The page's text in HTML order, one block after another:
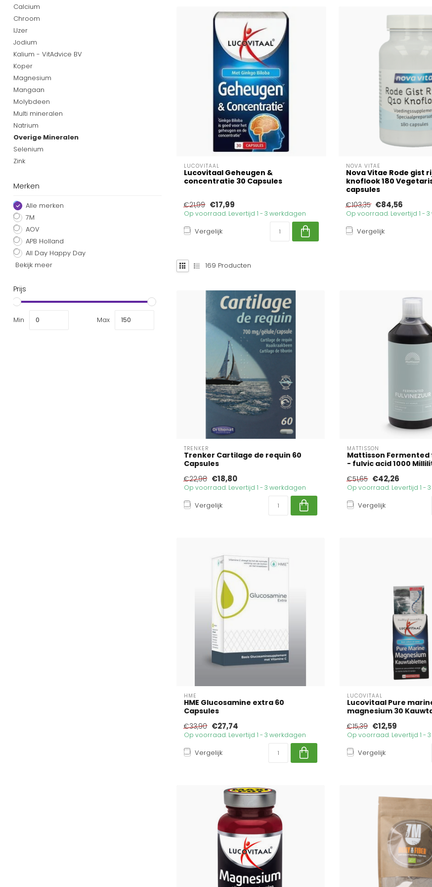
Calcium
Chroom
IJzer
Jodium
Kalium - VitAdvice BV
Koper
Magnesium
Mangaan
Molybdeen
Multi mineralen
Natrium
Overige Mineralen
Selenium
Zink
Merken
Alle merken
7M
AOV
APB Holland
All Day Happy Day
Bekijk meer
Prijs
Min Max
LUCOVITAAL
Lucovitaal Geheugen &
concentratie 30 Capsules
€21,99 €17,99
Op voorraad. Levertijd 1 - 3 werkdagen
Vergelijk
NOVA VITAE
Nova Vitae Rode gist
knoflook 180
capsules
€103,35 €84,56
Op voorraad. Levertijd 1 -
Vergelijk
169 Producten
TRENKER
Trenker Cartilage de requin 60
Capsules
€22,98 €18,80
Op voorraad. Levertijd 1 - 3 werkdagen
Vergelijk
MATTISSON
Mattisson Fermented
- fulvic acid 1000
€51,65 €42,26
Op voorraad. Levertijd 1 -
Vergelijk
HME
HME Glucosamine extra 60
Capsules
€33,90 €27,74
Op voorraad. Levertijd 1 - 3 werkdagen
Vergelijk
LUCOVITAAL
Lucovitaal Pure
magnesium 30
€15,39 €12,59
Op voorraad. Levertijd 1 -
Vergelijk